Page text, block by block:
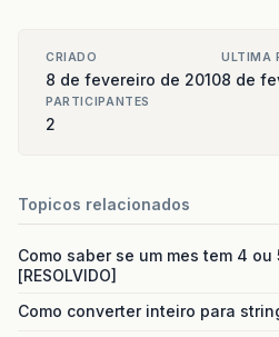
CRIADO
8 de fevereiro de 2010
ULTIMA
8 de
PARTICIPANTES
2
Topicos relacionados
Como saber se um mes tem 4 ou
[RESOLVIDO]
Como converter inteiro para